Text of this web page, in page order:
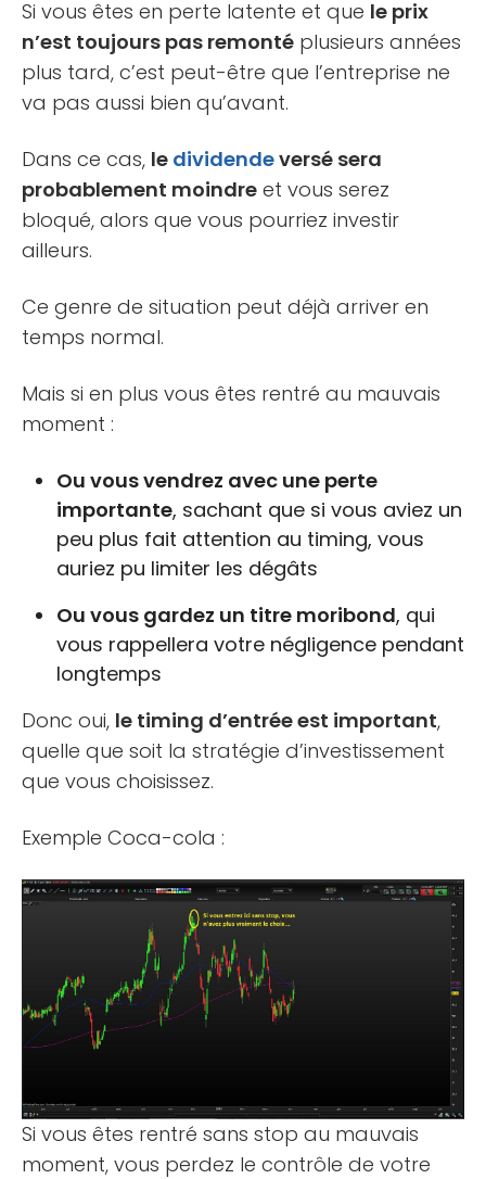
Si vous êtes en perte latente et que le prix
n’est toujours pas remonté plusieurs années
plus tard, c’est peut-être que l’entreprise ne
va pas aussi bien qu’avant.
Dans ce cas, le dividendeversé sera
probablement moindre et vous serez
bloqué, alors que vous pourriez investir
ailleurs.
Ce genre de situation peut déjà arriver en
temps normal.
Mais si en plus vous êtes rentré au mauvais
moment :
Ou vous vendrez avec une perte
importante, sachant que si vous aviez un
peu plus fait attention au timing, vous
auriez pu limiter les dégâts
Ou vous gardez un titre moribond, qui
vous rappellera votre négligence pendant
longtemps
Donc oui, le timing d’entrée est important,
quelle que soit la stratégie d’investissement
que vous choisissez.
Exemple Coca-cola :
Si vous êtes rentré sans stop au mauvais
moment, vous perdez le contrôle de votre